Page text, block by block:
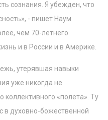
сознания. Я убежден, что
- пишет Наум
чем 70-летнего
и в России и в Америке.
утерявшая навыки
уже никогда не
коллективного «полета». Ту
в духовно-божественной